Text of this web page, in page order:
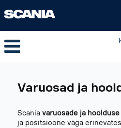
Service
Varuosad ja
Scania varuosade ja hoolduse
ja positsioone väga